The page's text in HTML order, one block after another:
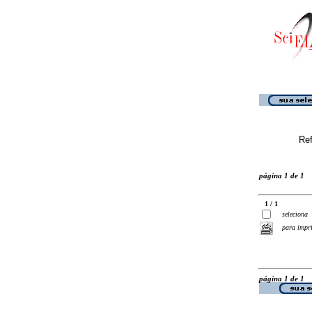
página 1 de 1
1 / 1
seleciona
para
página 1 de 1